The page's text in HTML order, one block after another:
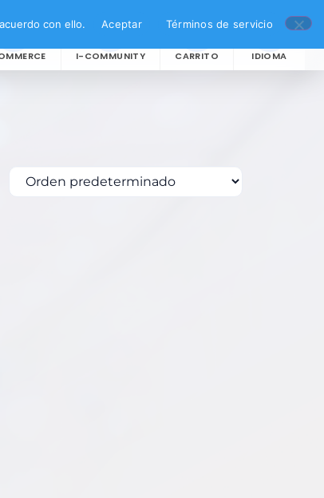
I-COMMUNITY CARRITO IDIOMA
con ello. Aceptar Términos de servicio